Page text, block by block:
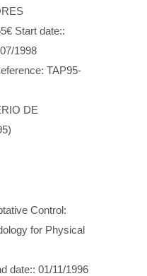
Start date::
1998
TAP95-
DE
Control:
for Physical
date:: 01/11/1996